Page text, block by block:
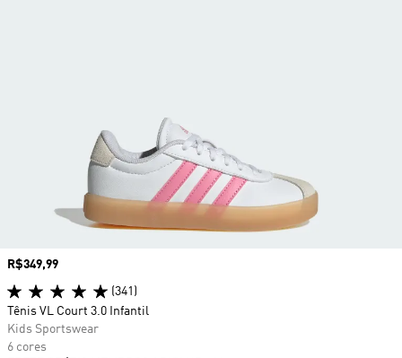
Preço
R$349,99
(341)
Tênis VL Court 3.0 Infantil
Kids Sportswear
6 cores